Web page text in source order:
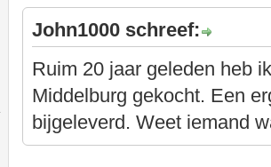
John1000 schreef:
Ruim 20 jaar geleden heb
Middelburg gekocht. Een
bijgeleverd. Weet iemand